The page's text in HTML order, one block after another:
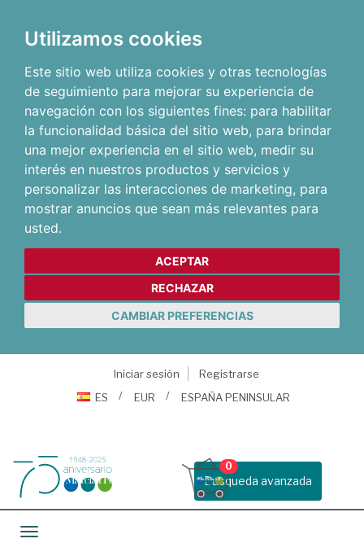
Utilizamos cookies
Este sitio web utiliza cookies y otras tecnologías
de seguimiento para mejorar su experiencia de
navegación con los siguientes fines: para habilitar
la funcionalidad básica del sitio web, para brindar
una mejor experiencia en el sitio web, medir su
interés en nuestros productos y servicios y
personalizar las interacciones de marketing, para
mostrar anuncios que sean más relevantes para
usted.
ACEPTAR
RECHAZAR
CAMBIAR PREFERENCIAS
Iniciar sesión
Registrarse
ES
EUR ESPAÑA PENINSULAR
Busqueda avanzada
0
Toggle navigation